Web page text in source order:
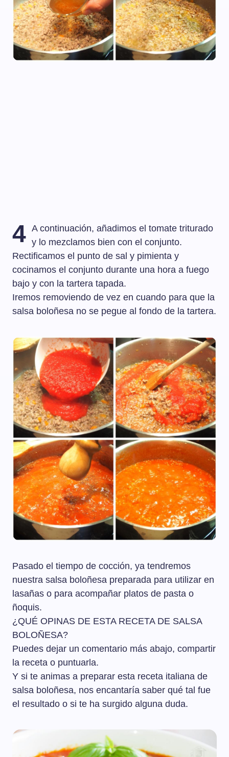
4 A continuación, añadimos el tomate triturado
y lo mezclamos bien con el conjunto.
Rectificamos el punto de sal y pimienta y
cocinamos el conjunto durante una hora a fuego
bajo y con la tartera tapada.
Iremos removiendo de vez en cuando para que la
salsa boloñesa no se pegue al fondo de la tartera.
Pasado el tiempo de cocción, ya tendremos
nuestra salsa boloñesa preparada para utilizar en
lasañas o para acompañar platos de pasta o
ñoquis.
¿QUÉ OPINAS DE ESTA RECETA DE SALSA
BOLOÑESA?
Puedes dejar un comentario más abajo, compartir
la receta o puntuarla.
Y si te animas a preparar esta receta italiana de
salsa boloñesa, nos encantaría saber qué tal fue
el resultado o si te ha surgido alguna duda.